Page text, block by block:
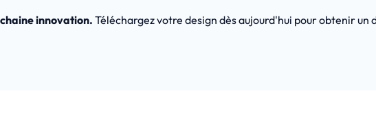
innovation. Téléchargez votre design dès aujourd'hui pour obtenir